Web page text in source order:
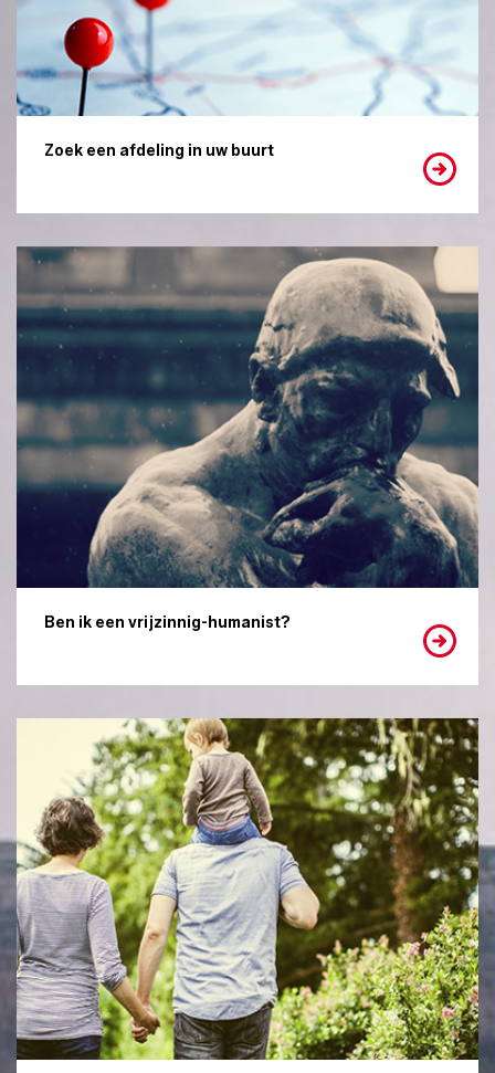
Zoek een afdeling in uw buurt
Ben ik een vrijzinnig-humanist?